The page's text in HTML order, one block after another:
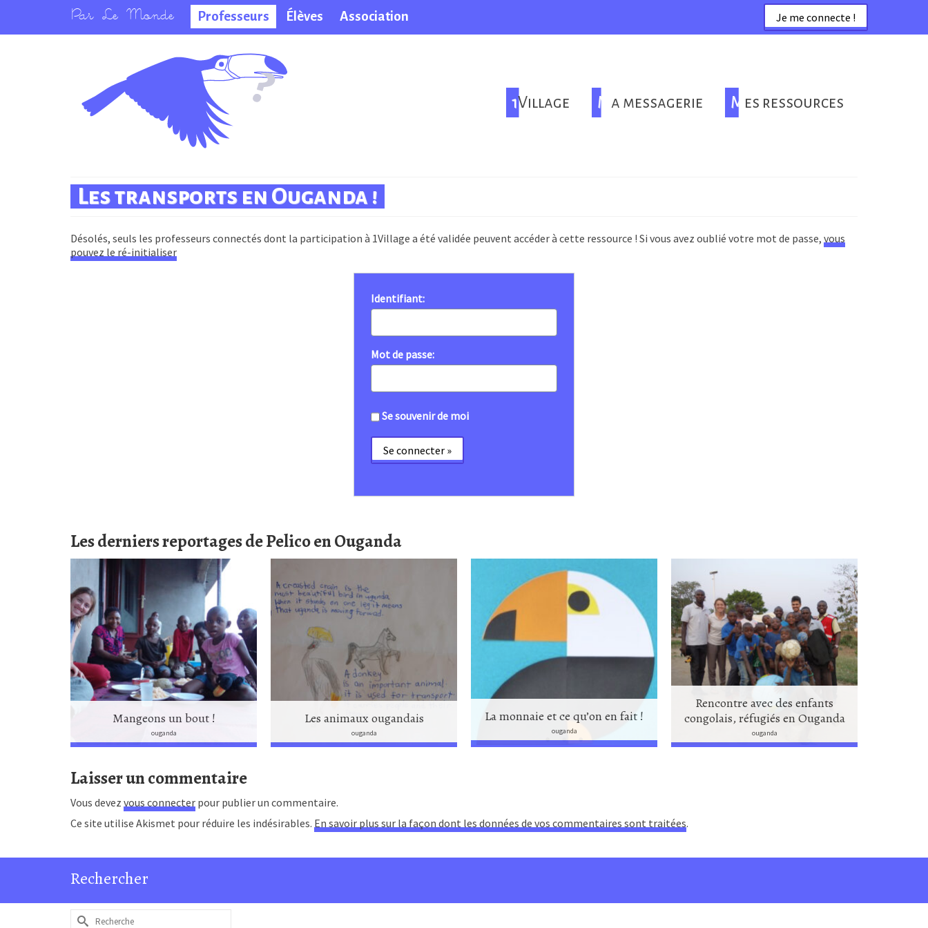
Professeurs Élèves Association Je me connecte !
La salle des
professeurs 1Village Ma messagerie Mes ressources
Les transports en Ouganda !
Désolés, seuls les professeurs connectés dont la participation à 1Village a été validée peuvent accéder à cette ressource ! Si vous avez oublié votre mot de passe, vous
pouvez le ré-initialiser
Identifiant:
Mot de passe:
Se souvenir de moi
Les derniers reportages de Pelico en Ouganda
Mangeons un bout !
ouganda
Les animaux ougandais
ouganda
La monnaie et ce qu’on en fait !
ouganda
Rencontre avec des enfants
congolais, réfugiés en Ouganda
ouganda
Laisser un commentaire
Vous devez vous connecter pour publier un commentaire.
Ce site utilise Akismet pour réduire les indésirables. En savoir plus sur la façon dont les données de vos commentaires sont traitées.
Rechercher
Rechercher :